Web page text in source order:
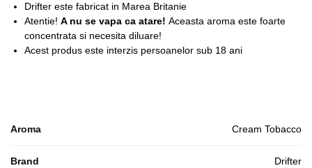
Drifter este fabricat in Marea Britanie
Atentie! A nu se vapa ca atare! Aceasta aroma este foarte
concentrata si necesita diluare!
Acest produs este interzis persoanelor sub 18 ani
Aroma Cream Tobacco
Brand Drifter